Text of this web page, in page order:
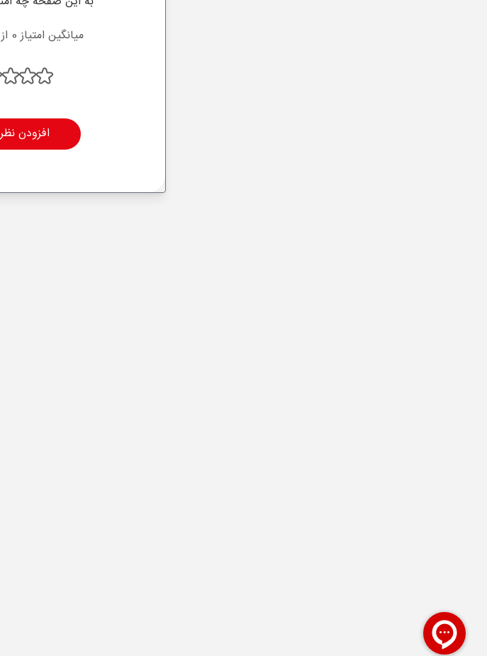
میانگین امتیاز 0 از 5 ( از 0 رای )
افزودن